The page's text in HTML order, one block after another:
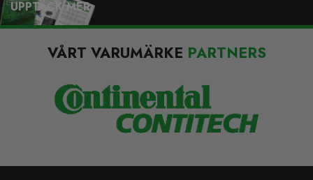
UPPTÄCK MER
VÅRT VARUMÄRKE PARTNERS